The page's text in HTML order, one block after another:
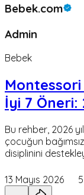
Bebek.com
Admin
Bebek
İyi 7 Öneri:
Bu rehber, 2026
çocuğun
disiplinini
13 Mayıs 2026 5